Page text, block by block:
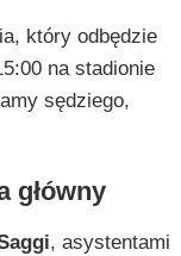
który odbędzie
na stadionie
sędziego,
główny
, asystentami